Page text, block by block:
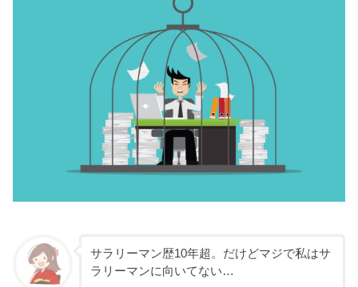
サラリーマン歴10年超。だけどマジで私はサ
ラリーマンに向いてない…